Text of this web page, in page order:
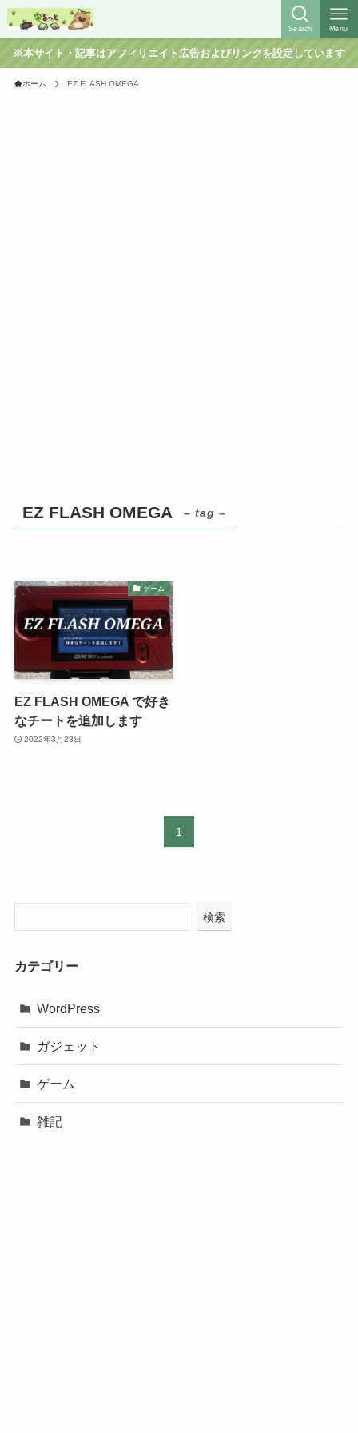
Search Menu
※本サイト・記事はアフィリエイト広告およびリンクを設定しています
ホーム EZ FLASH OMEGA
EZ FLASH OMEGA – tag –
ゲーム
EZ FLASH OMEGA で好き
なチートを追加します
2022年3月23日
1
検索
カテゴリー
WordPress
ガジェット
ゲーム
雑記